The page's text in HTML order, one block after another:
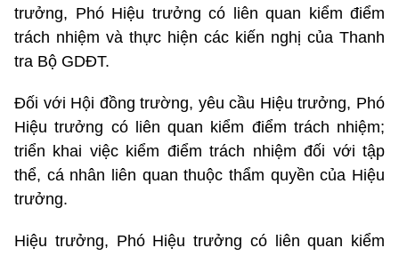
trưởng, Phó Hiệu trưởng có liên quan kiểm điểm
trách nhiệm và thực hiện các kiến nghị của Thanh
tra Bộ GDĐT.
Đối với Hội đồng trường, yêu cầu Hiệu trưởng, Phó
Hiệu trưởng có liên quan kiểm điểm trách nhiệm;
triển khai việc kiểm điểm trách nhiệm đối với tập
thể, cá nhân liên quan thuộc thẩm quyền của Hiệu
trưởng.
Hiệu trưởng, Phó Hiệu trưởng có liên quan kiểm